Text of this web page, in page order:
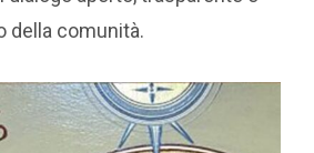
della comunità.